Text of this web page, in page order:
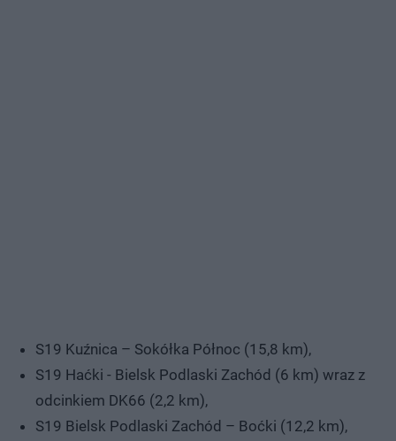
S19 Kuźnica – Sokółka Północ (15,8 km),
S19 Haćki - Bielsk Podlaski Zachód (6 km) wraz z
odcinkiem DK66 (2,2 km),
S19 Bielsk Podlaski Zachód – Boćki (12,2 km),